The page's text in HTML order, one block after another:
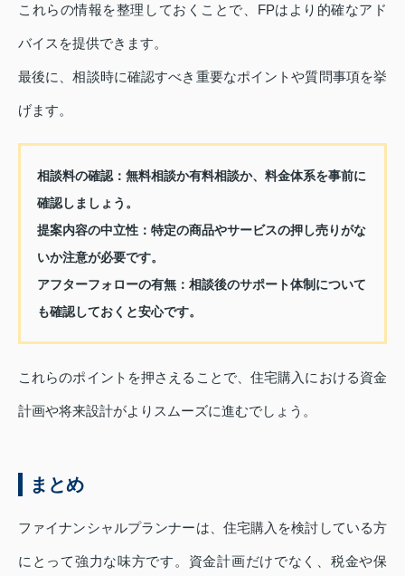
これらの情報を整理しておくことで、FPはより的確なアド
バイスを提供できます。
最後に、相談時に確認すべき重要なポイントや質問事項を挙
げます。
相談料の確認：無料相談か有料相談か、料金体系を事前に
確認しましょう。
提案内容の中立性：特定の商品やサービスの押し売りがな
いか注意が必要です。
アフターフォローの有無：相談後のサポート体制について
も確認しておくと安心です。
これらのポイントを押さえることで、住宅購入における資金
計画や将来設計がよりスムーズに進むでしょう。
まとめ
ファイナンシャルプランナーは、住宅購入を検討している方
にとって強力な味方です。資金計画だけでなく、税金や保